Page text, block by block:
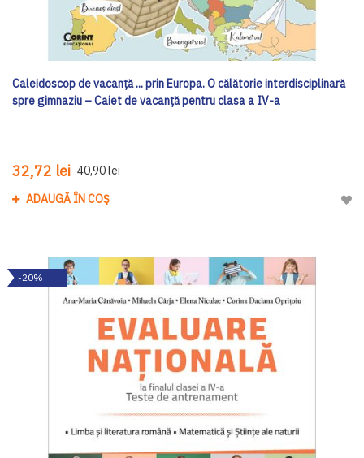
Caleidoscop de vacanță ... prin Europa. O călătorie interdisciplinară
spre gimnaziu – Caiet de vacanță pentru clasa a IV-a
32,72 lei 40,90 lei
ADAUGĂ ÎN COȘ
-20%